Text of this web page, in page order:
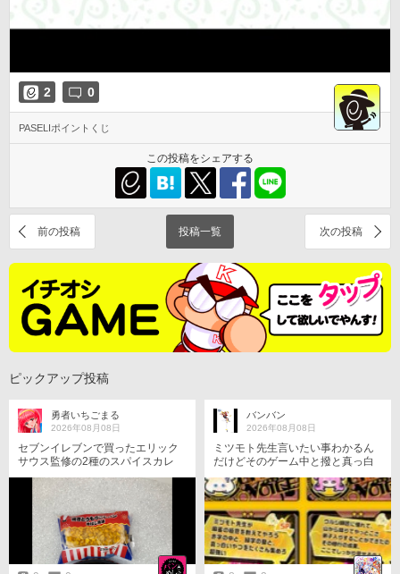
2 0
PASELIポイントくじ
この投稿をシェアする
前の投稿 投稿一覧 次の投稿
ピックアップ投稿
勇者いちごまる
2026年08月08日
セブンイレブンで買ったエリック
サウス監修の2種のスパイスカレ
ー・はちみつバターチキン＆キー
マも、焼きとうもろこし󾁊パン(香
ばし醤油)も、すげえうめェェェェ
ェェェェッ！！
バンバン
2026年08月08日
ミツモト先生言いたい事わかるん
だけどそのゲーム中と撥と真っ白
の牌の内2種類ポンすると途端に残
りの1種類が河に全く流れなくなる
んだよな🧐